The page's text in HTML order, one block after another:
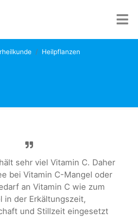
Heilpflanzen
sehr viel Vitamin C. Daher
bei Vitamin C-Mangel oder
an Vitamin C wie zum
in der Erkältungszeit,
und Stillzeit eingesetzt